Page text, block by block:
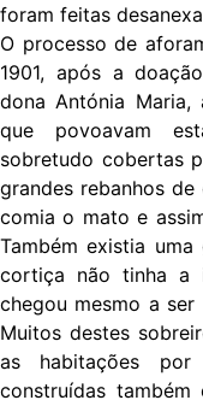
foram feitas
O processo de
1901, após a
dona Antónia Maria,
que povoavam
sobretudo cobertas
grandes rebanhos
comia o mato e
Também existia
cortiça não tinha a
chegou mesmo a
Muitos destes
as habitações
construídas